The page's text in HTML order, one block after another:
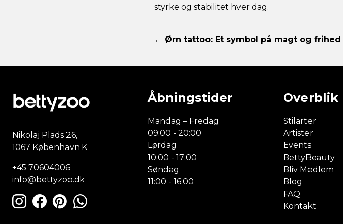
styrke og stabilitet hver dag.
← Ørn tattoo: Et symbol på magt og frihed
Nikolaj Plads 26,
1067 København K
+45 70604006
info@bettyzoo.dk
Åbningstider
Mandag – Fredag
09:00 - 20:00
Lørdag
10:00 - 17:00
Søndag
11:00 - 16:00
Overblik
Stilarter
Artister
Events
BettyBeauty
Bliv Medlem
Blog
FAQ
Kontakt